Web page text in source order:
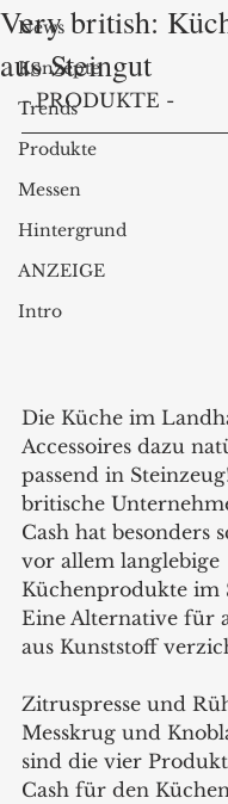
News
Konzepte
Trends
Produkte
Messen
Hintergrund
ANZEIGE
Intro
Very british:
aus Steingut
- PRODUKTE -
Die Küche im
Accessoires dazu
passend in
britische
Cash hat besonders
vor allem langlebige
Küchenprodukte im
Eine Alternative für
aus Kunststoff
Zitruspresse und
Messkrug und
sind die vier
Cash für den